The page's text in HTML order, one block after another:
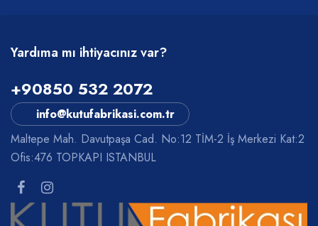
Yardıma mı ihtiyacınız var?
+90850 532 2072
info@kutufabrikasi.com.tr
Maltepe Mah. Davutpaşa Cad. No:12 TİM-2 İş Merkezi Kat:2
Ofis:476 TOPKAPI ISTANBUL